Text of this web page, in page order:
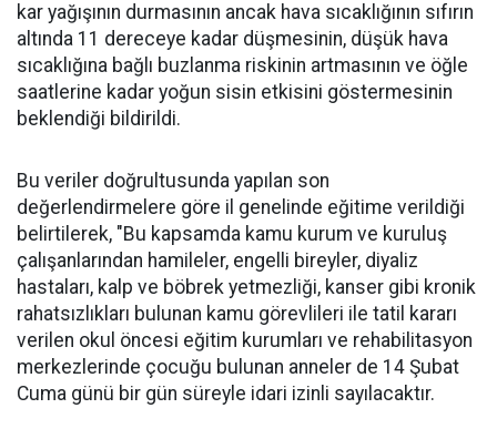
kar yağışının durmasının ancak hava sıcaklığının sıfırın
altında 11 dereceye kadar düşmesinin, düşük hava
sıcaklığına bağlı buzlanma riskinin artmasının ve öğle
saatlerine kadar yoğun sisin etkisini göstermesinin
beklendiği bildirildi.
Bu veriler doğrultusunda yapılan son
değerlendirmelere göre il genelinde eğitime verildiği
belirtilerek, "Bu kapsamda kamu kurum ve kuruluş
çalışanlarından hamileler, engelli bireyler, diyaliz
hastaları, kalp ve böbrek yetmezliği, kanser gibi kronik
rahatsızlıkları bulunan kamu görevlileri ile tatil kararı
verilen okul öncesi eğitim kurumları ve rehabilitasyon
merkezlerinde çocuğu bulunan anneler de 14 Şubat
Cuma günü bir gün süreyle idari izinli sayılacaktır.